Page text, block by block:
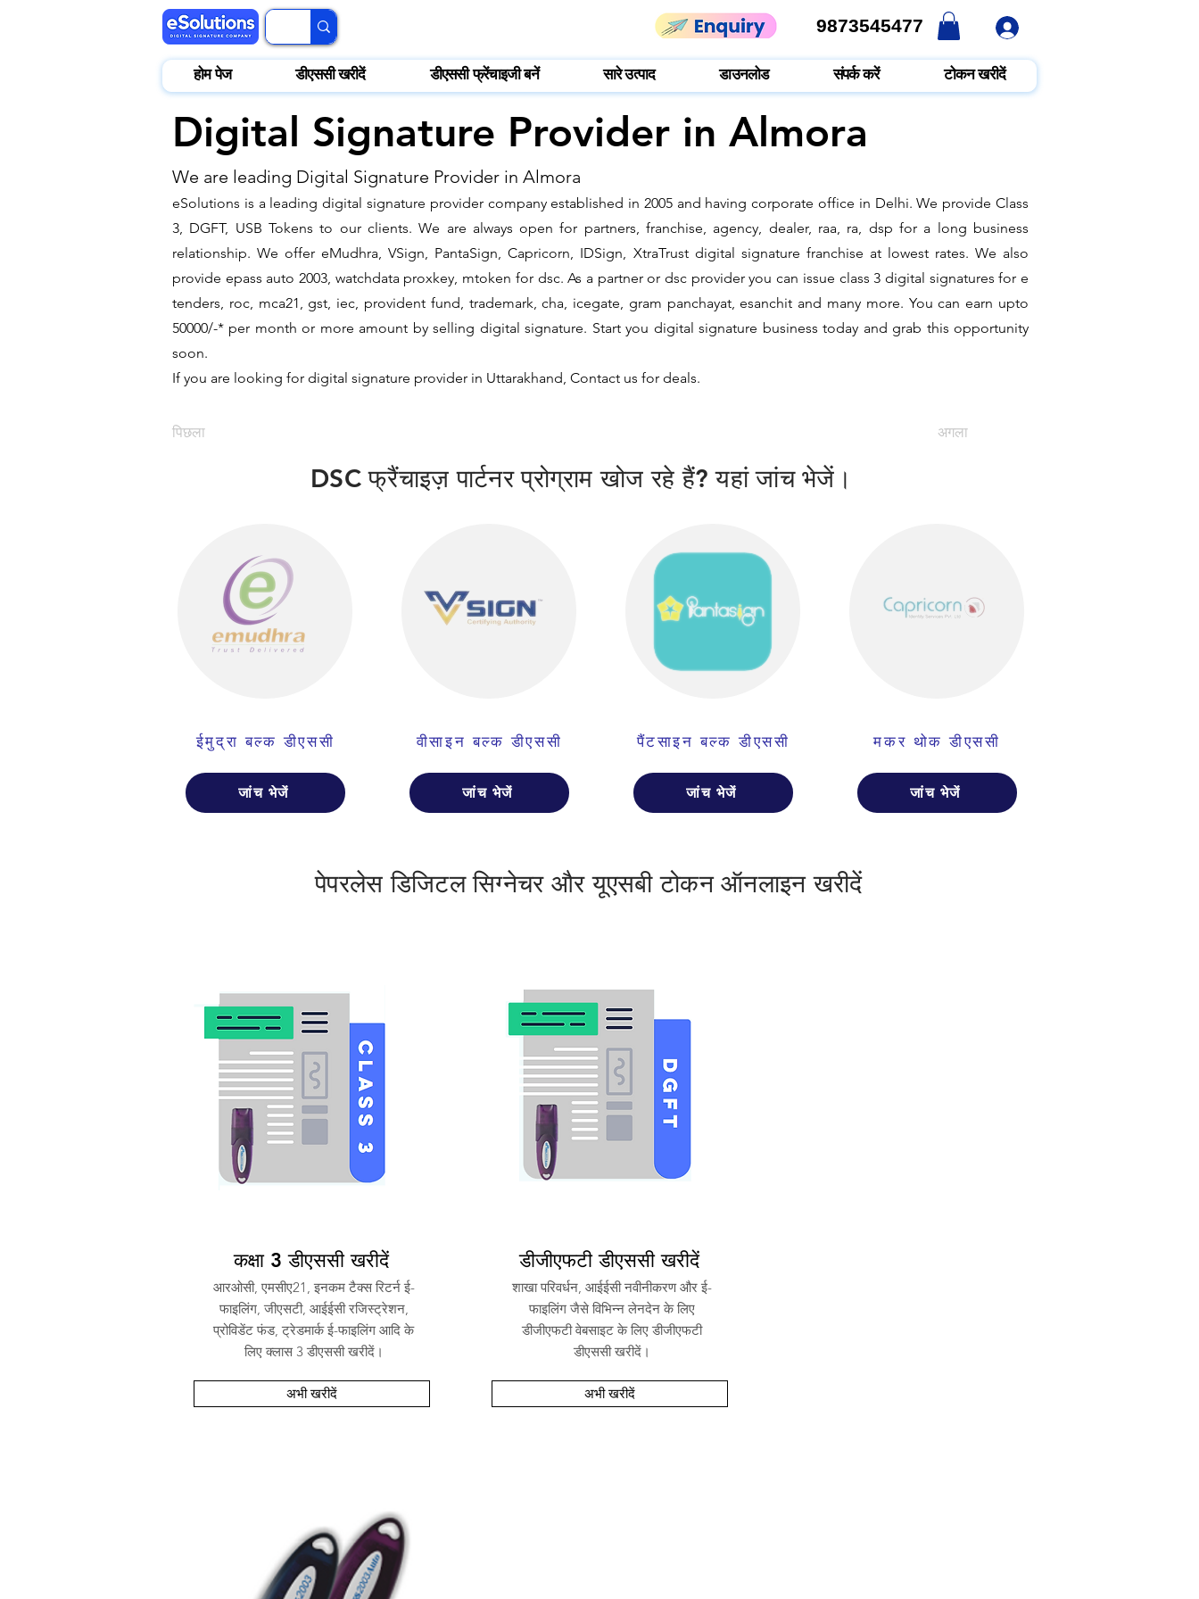
9873545477
9873545477
होम पेज डीएससी खरीदें डीएससी फ्रेंचाइजी बनें सारे उत्पाद डाउनलोड संपर्क करें टोकन खरीदें
Digital Signature Provider in Almora
We are leading Digital Signature Provider in Almora
​eSolutions is a leading digital signature provider company established in 2005 and having corporate office in Delhi. We provide Class
3, DGFT, USB Tokens to our clients. We are always open for partners, franchise, agency, dealer, raa, ra, dsp for a long business
relationship. We offer eMudhra, VSign, PantaSign, Capricorn, IDSign, XtraTrust digital signature franchise at lowest rates. We also
provide epass auto 2003, watchdata proxkey, mtoken for dsc. As a partner or dsc provider you can issue class 3 digital signatures for e
tenders, roc, mca21, gst, iec, provident fund, trademark, cha, icegate, gram panchayat, esanchit and many more. You can earn upto
50000/-* per month or more amount by selling digital signature. Start you digital signature business today and grab this opportunity
soon.
If you are looking for digital signature provider in Uttarakhand, Contact us for deals.
पिछला अगला
DSC फ्रैंचाइज़ पार्टनर प्रोग्राम खोज रहे हैं? यहां जांच भेजें।
ईमुद्रा बल्क डीएससी
जांच भेजें
वीसाइन बल्क डीएससी
जांच भेजें
पैंटसाइन बल्क डीएससी
जांच भेजें
मकर थोक डीएससी
जांच भेजें
पेपरलेस डिजिटल सिग्नेचर और यूएसबी टोकन ऑनलाइन खरीदें
कक्षा 3 डीएससी खरीदें
आरओसी, एमसीए21, इनकम टैक्स रिटर्न ई-
फाइलिंग, जीएसटी, आईईसी रजिस्ट्रेशन,
प्रोविडेंट फंड, ट्रेडमार्क ई-फाइलिंग आदि के
लिए क्लास 3 डीएससी खरीदें।
अभी खरीदें
डीजीएफटी डीएससी खरीदें
शाखा परिवर्धन, आईईसी नवीनीकरण और ई-
फाइलिंग जैसे विभिन्न लेनदेन के लिए
डीजीएफटी वेबसाइट के लिए डीजीएफटी
डीएससी खरीदें।
अभी खरीदें